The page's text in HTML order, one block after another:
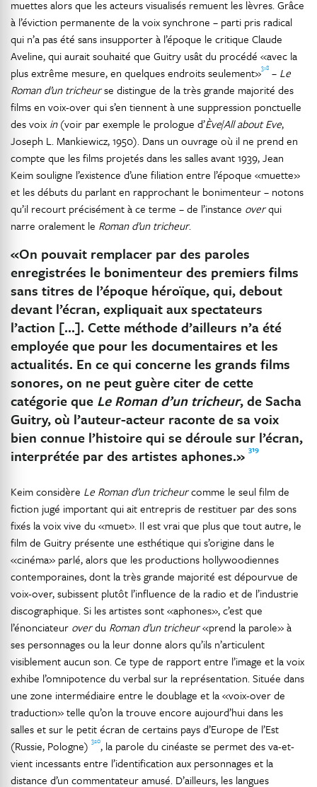
muettes alors que les acteurs visualisés remuent les lèvres. Grâce
à l’éviction permanente de la voix synchrone – parti pris radical
qui n’a pas été sans insupporter à l’époque le critique Claude
Aveline, qui aurait souhaité que Guitry usât du procédé «avec la
plus extrême mesure, en quelques endroits seulement»318 – Le
Roman d’un tricheurse distingue de la très grande majorité des
films en voix-over qui s’en tiennent à une suppression ponctuelle
des voix in(voir par exemple le prologue d’Ève/All about Eve,
Joseph L. Mankiewicz, 1950). Dans un ouvrage où il ne prend en
compte que les films projetés dans les salles avant 1939, Jean
Keim souligne l’existence d’une filiation entre l’époque «muette»
et les débuts du parlant en rapprochant le bonimenteur – notons
qu’il recourt précisément à ce terme – de l’instance overqui
narre oralement le Roman d’un tricheur.
«On pouvait remplacer par des paroles
enregistrées le bonimenteur des premiers films
sans titres de l’époque héroïque, qui, debout
devant l’écran, expliquait aux spectateurs
l’action […]. Cette méthode d’ailleurs n’a été
employée que pour les documentaires et les
actualités. En ce qui concerne les grands films
sonores, on ne peut guère citer de cette
catégorie que Le Roman d’un tricheur, de Sacha
Guitry, où l’auteur-acteur raconte de sa voix
bien connue l’histoire qui se déroule sur l’écran,
interprétée par des artistes aphones.» 319
Keim considère Le Roman d’un tricheurcomme le seul film de
fiction jugé important qui ait entrepris de restituer par des sons
fixés la voix vive du «muet». Il est vrai que plus que tout autre, le
film de Guitry présente une esthétique qui s’origine dans le
«cinéma» parlé, alors que les productions hollywoodiennes
contemporaines, dont la très grande majorité est dépourvue de
voix-over, subissent plutôt l’influence de la radio et de l’industrie
discographique. Si les artistes sont «aphones», c’est que
l’énonciateur overdu Roman d’un tricheur«prend la parole» à
ses personnages ou la leur donne alors qu’ils n’articulent
visiblement aucun son. Ce type de rapport entre l’image et la voix
exhibe l’omnipotence du verbal sur la représentation. Située dans
une zone intermédiaire entre le doublage et la «voix-over de
traduction» telle qu’on la trouve encore aujourd’hui dans les
salles et sur le petit écran de certains pays d’Europe de l’Est
(Russie, Pologne) 320, la parole du cinéaste se permet des va-et-
vient incessants entre l’identification aux personnages et la
distance d’un commentateur amusé. D’ailleurs, les langues